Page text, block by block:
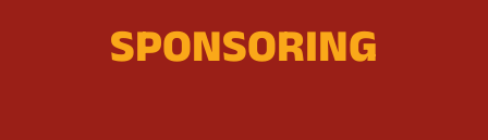
SPONSORING